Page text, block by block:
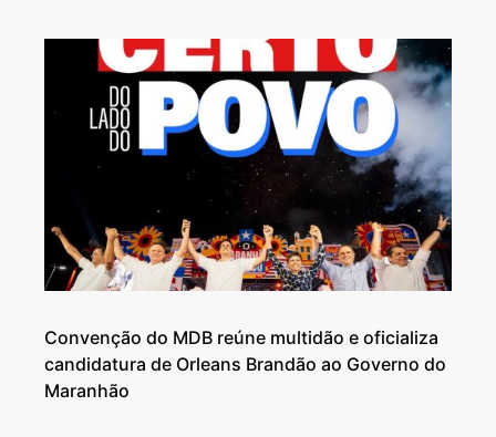
Convenção do MDB reúne multidão e oficializa
candidatura de Orleans Brandão ao Governo do
Maranhão